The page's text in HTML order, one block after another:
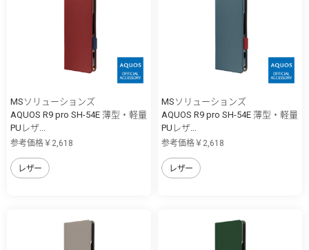
MSソリューションズ
AQUOS R9 pro SH-54E 薄型・軽量
PUレザ...
参考価格￥2,618
レザー
MSソリューションズ
AQUOS R9 pro SH-54E 薄型・軽量
PUレザ...
参考価格￥2,618
レザー